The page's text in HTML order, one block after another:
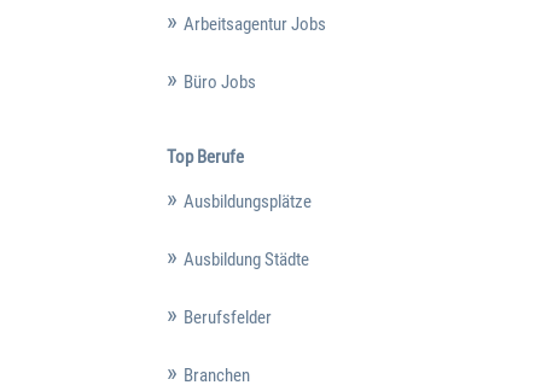
Arbeitsagentur Jobs
Büro Jobs
Top Berufe
Ausbildungsplätze
Ausbildung Städte
Berufsfelder
Branchen